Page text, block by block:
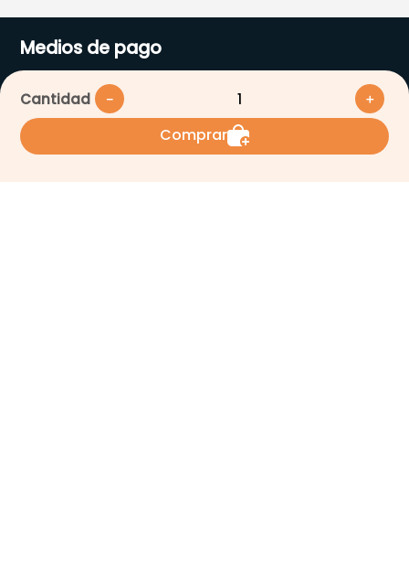
Cantidad ＋
－
Comprar
Medios de pago